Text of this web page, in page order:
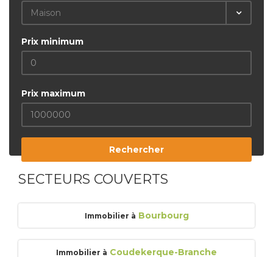
Maison
Prix minimum
Prix maximum
Rechercher
SECTEURS COUVERTS
Immobilier à Bourbourg
Immobilier à Coudekerque-Branche